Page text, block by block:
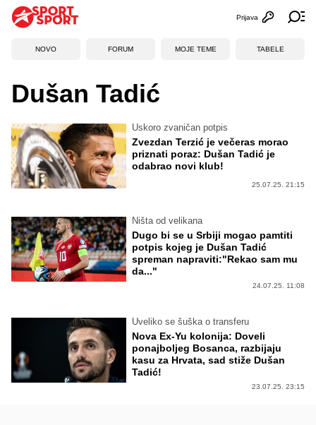
Otvori
Prijava
NOVO FORUM MOJE TEME TABELE
Dušan Tadić
Uskoro zvaničan potpis
Zvezdan Terzić je večeras morao
priznati poraz: Dušan Tadić je
odabrao novi klub!
25.07.25. 21:15
Ništa od velikana
Dugo bi se u Srbiji mogao pamtiti
potpis kojeg je Dušan Tadić
spreman napraviti:"Rekao sam mu
da..."
24.07.25. 11:08
Uveliko se šuška o transferu
Nova Ex-Yu kolonija: Doveli
ponajboljeg Bosanca, razbijaju
kasu za Hrvata, sad stiže Dušan
Tadić!
23.07.25. 23:15